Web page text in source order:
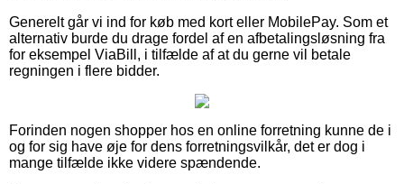
Generelt går vi ind for køb med kort eller MobilePay. Som et
alternativ burde du drage fordel af en afbetalingsløsning fra
for eksempel ViaBill, i tilfælde af at du gerne vil betale
regningen i flere bidder.
Forinden nogen shopper hos en online forretning kunne de i
og for sig have øje for dens forretningsvilkår, det er dog i
mange tilfælde ikke videre spændende.